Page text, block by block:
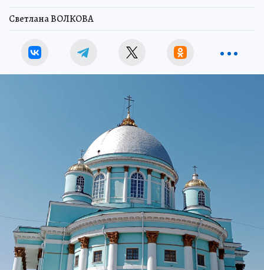
Светлана ВОЛКОВА